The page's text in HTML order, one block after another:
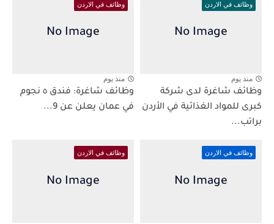
وظائف في الاردن
منذ يوم
وظائف شاغرة لدى شركة
كبرى للمواد الغذائية في الأردن
براتب...
وظائف في الاردن
منذ يوم
وظائف شاغرة: فندق ٥ نجوم
في عمان يعلن عن 9...
وظائف في الاردن وظائف في الاردن